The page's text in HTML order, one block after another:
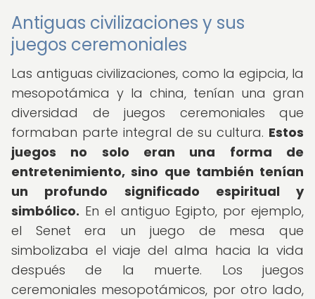
Antiguas civilizaciones y sus
juegos ceremoniales
Las antiguas civilizaciones, como la egipcia, la
mesopotámica y la china, tenían una gran
diversidad de juegos ceremoniales que
formaban parte integral de su cultura. Estos
juegos no solo eran una forma de
entretenimiento, sino que también tenían
un profundo significado espiritual y
simbólico. En el antiguo Egipto, por ejemplo,
el Senet era un juego de mesa que
simbolizaba el viaje del alma hacia la vida
después de la muerte. Los juegos
ceremoniales mesopotámicos, por otro lado,